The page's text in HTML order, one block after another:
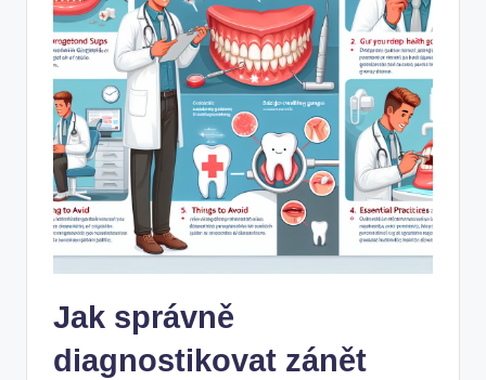
Jak správně
diagnostikovat zánět